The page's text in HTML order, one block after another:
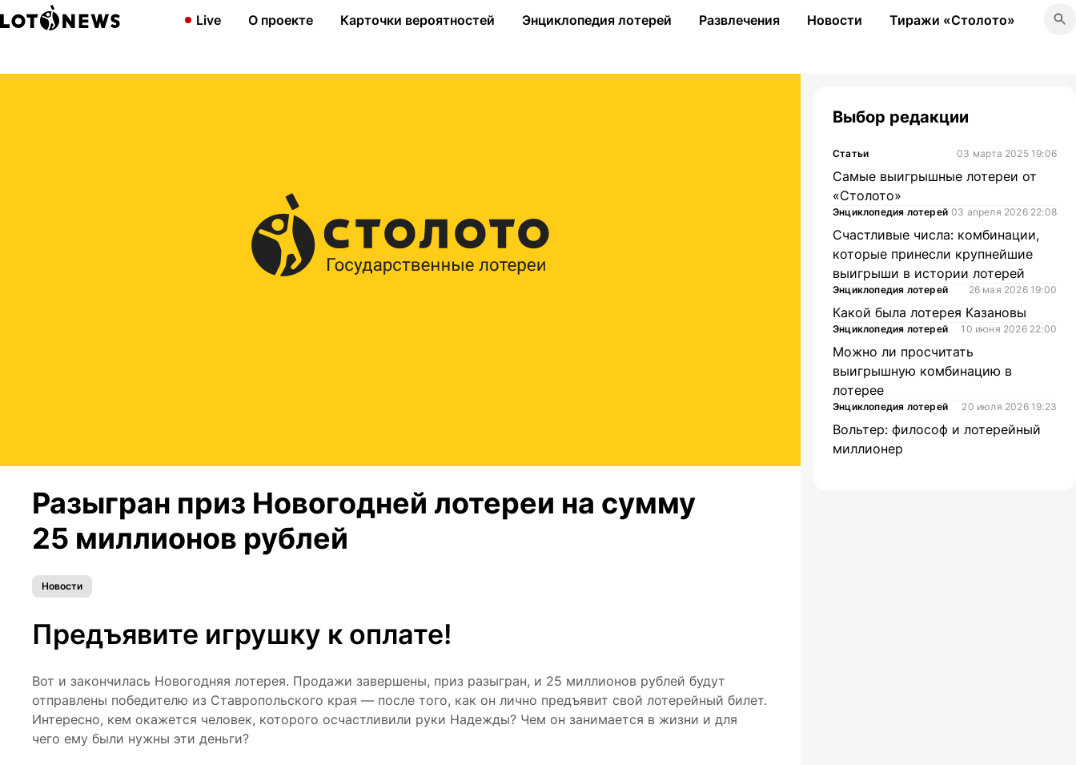
Live О проекте Карточки вероятностей Энциклопедия лотерей Развлечения Новости Тиражи «Столото»
Разыгран приз Новогодней лотереи на сумму
25 миллионов рублей
Новости
Предъявите игрушку к оплате!
Вот и закончилась Новогодняя лотерея. Продажи завершены, приз разыгран, и 25 миллионов рублей будут
отправлены победителю из Ставропольского края — после того, как он лично предъявит свой лотерейный билет.
Интересно, кем окажется человек, которого осчастливили руки Надежды? Чем он занимается в жизни и для
чего ему были нужны эти деньги?
Выбор редакции
Статьи 03 марта 2025 19:06
Самые выигрышные лотереи от
«Столото»
Энциклопедия лотерей 03 апреля 2026 22:08
Счастливые числа: комбинации,
которые принесли крупнейшие
выигрыши в истории лотерей
Энциклопедия лотерей 26 мая 2026 19:00
Какой была лотерея Казановы
Энциклопедия лотерей 10 июня 2026 22:00
Можно ли просчитать
выигрышную комбинацию в
лотерее
Энциклопедия лотерей 20 июля 2026 19:23
Вольтер: философ и лотерейный
миллионер